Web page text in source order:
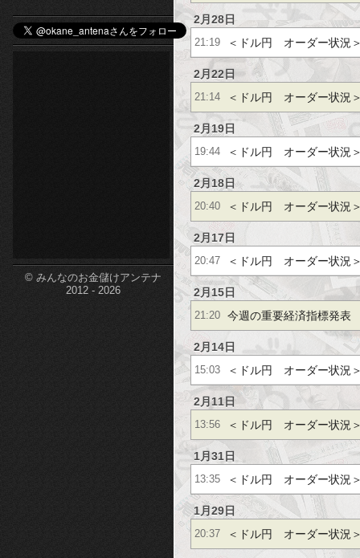
カ
ジ
ノ
etc-
© みんなのお金儲けアンテナ
2012 - 2026
Kellyを避けるべき理由と
2月28日
21:19 ＜ドル円 オーダー状況
2月22日
21:14 ＜ドル円 オーダー状況
2月19日
19:44 ＜ドル円 オーダー状況
2月18日
20:40 ＜ドル円 オーダー状況
2月17日
20:47 ＜ドル円 オーダー状況
2月15日
21:20 今週の重要経済指標発表
2月14日
15:03 ＜ドル円 オーダー状況
2月11日
13:56 ＜ドル円 オーダー状況
1月31日
13:35 ＜ドル円 オーダー状況
1月29日
20:37 ＜ドル円 オーダー状況